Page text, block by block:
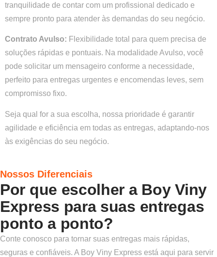
tranquilidade de contar com um profissional dedicado e
sempre pronto para atender às demandas do seu negócio.
Contrato Avulso: Flexibilidade total para quem precisa de
soluções rápidas e pontuais. Na modalidade Avulso, você
pode solicitar um mensageiro conforme a necessidade,
perfeito para entregas urgentes e encomendas leves, sem
compromisso fixo.
Seja qual for a sua escolha, nossa prioridade é garantir
agilidade e eficiência em todas as entregas, adaptando-nos
às exigências do seu negócio.
Nossos Diferenciais
Por que escolher a Boy Viny
Express para suas entregas
ponto a ponto?
Conte conosco para tornar suas entregas mais rápidas,
seguras e confiáveis. A Boy Viny Express está aqui para servir